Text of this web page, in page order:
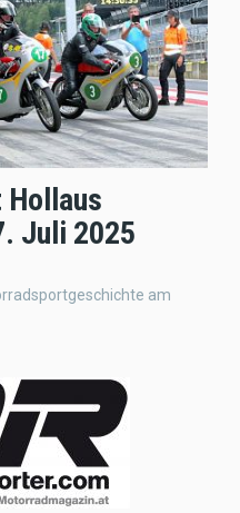
Juli 2025
am